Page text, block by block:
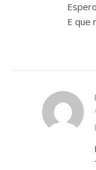
E que